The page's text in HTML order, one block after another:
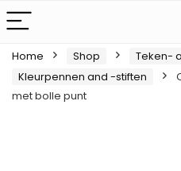
Home Shop
Teken-
Kleurpennen and -stiften
met bolle punt